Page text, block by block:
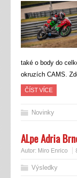
také o body do
okruzích CAMS.
ČÍST VÍCE
Novinky
ALpe Adria
Autor: Miro Enrico
Výsledky